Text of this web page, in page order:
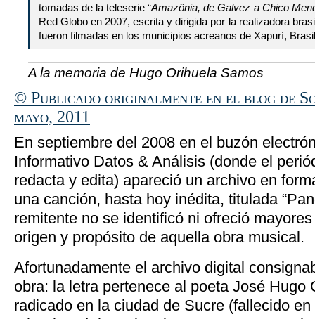
tomadas de la teleserie “Amazônia, de Galvez a Chico
Red Globo en 2007, escrita y dirigida por la realizadora
fueron filmadas en los municipios acreanos de Xapurí,
A la memoria de Hugo Orihuela Samos
© Publicado originalmente en el blog de
mayo, 2011
En septiembre del 2008 en el buzón
Informativo Datos & Análisis (donde el
redacta y edita) apareció un archivo en
una canción, hasta hoy inédita, titulada
remitente no se identificó ni ofreció
origen y propósito de aquella obra musical.
Afortunadamente el archivo digital
obra: la letra pertenece al poeta José Hugo
radicado en la ciudad de Sucre (fallecido